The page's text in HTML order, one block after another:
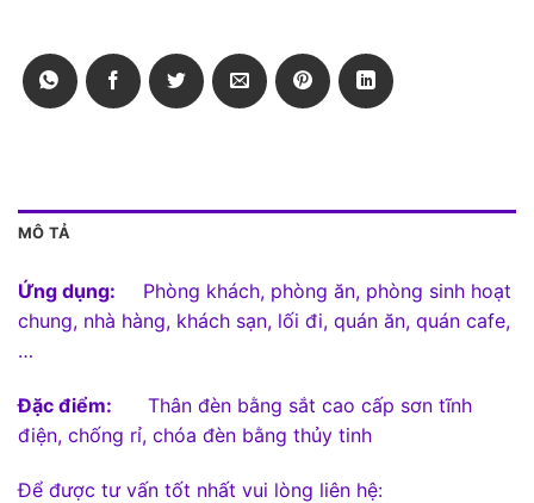
MÔ TẢ
Ứng dụng:
Phòng khách, phòng ăn, phòng sinh hoạt
chung, nhà hàng, khách sạn, lối đi, quán ăn, quán cafe,
…
Đặc điểm: Thân đèn bằng sắt cao cấp sơn tĩnh
điện, chống rỉ, chóa đèn bằng thủy tinh
Để được tư vấn tốt nhất vui lòng liên hệ: